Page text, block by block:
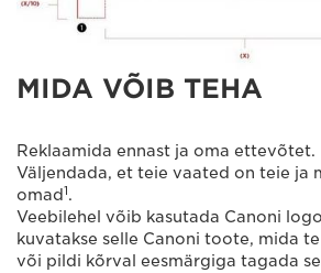
MIDA VÕIB TEHA
Reklaamida ennast ja oma ettevõtet.
Väljendada, et teie vaated on teie ja
omad1.
Veebilehel võib kasutada Canoni
kuvatakse selle Canoni toote, mida
või pildi kõrval eesmärgiga tagada